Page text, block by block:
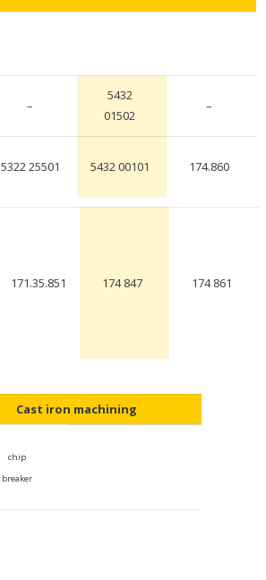
–
5432
01502
–
5322 25501 5432 00101
174.860
171.35.851 174 847 174 861
Cast iron machining
chip
breaker